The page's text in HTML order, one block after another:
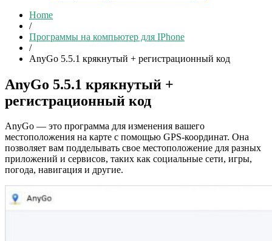
Home
/
Программы на компьютер для IPhone
/
AnyGo 5.5.1 крякнутый + регистрационный код
AnyGo 5.5.1 крякнутый +
регистрационный код
AnyGo — это программа для изменения вашего
местоположения на карте с помощью GPS-координат. Она
позволяет вам подделывать свое местоположение для разных
приложений и сервисов, таких как социальные сети, игры,
погода, навигация и другие.